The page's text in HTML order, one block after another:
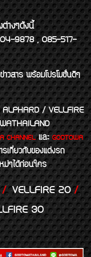
างๆดังนี้
9878 , 085-517-
าวสาร พร้อมโปรโมชั่นดีๆ
/ VELLFIRE
CHANNELและGODTOWA
เกี่ยวกับของแต่งรถ
ม่ๆได้ก่อนใคร
VELLFIRE 20/
30